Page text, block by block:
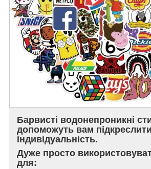
Барвисті водонепроникні
допоможуть вам
індивідуальність.
Дуже просто
для: